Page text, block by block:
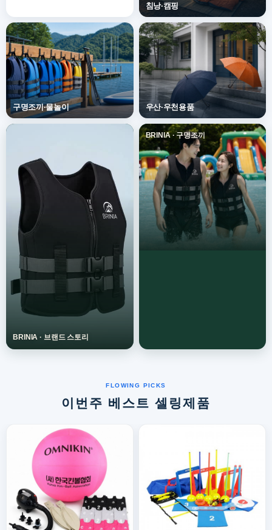
이번주 베스트 셀링제품